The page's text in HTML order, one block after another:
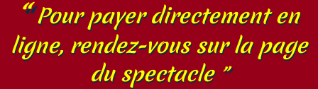
Pour payer directement en
ligne, rendez-vous sur la page
du spectacle